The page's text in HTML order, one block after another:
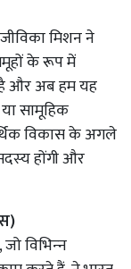
मिशन ने
के रूप में
और अब हम यह
सामूहिक
विकास के अगले
होंगी और
विभिन्‍न